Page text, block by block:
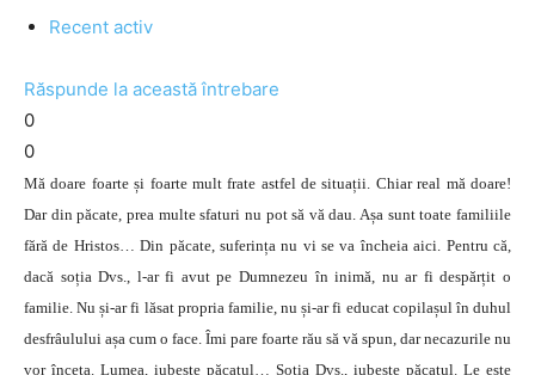
Recent activ
Răspunde la această întrebare
0
0
Mă doare foarte și foarte mult frate astfel de situații. Chiar real mă doare!
Dar din păcate, prea multe sfaturi nu pot să vă dau. Așa sunt toate familiile
fără de Hristos… Din păcate, suferința nu vi se va încheia aici. Pentru că,
dacă soția Dvs., l-ar fi avut pe Dumnezeu în inimă, nu ar fi despărțit o
familie. Nu și-ar fi lăsat propria familie, nu și-ar fi educat copilașul în duhul
desfrâulului așa cum o face. Îmi pare foarte rău să vă spun, dar necazurile nu
vor înceta. Lumea, iubește păcatul… Soția Dvs., iubește păcatul. Le este